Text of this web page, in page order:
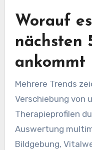
Worauf
nächsten
ankommt
Mehrere Trends
Verschiebung von
Therapieprofilen
Auswertung
Bildgebung,